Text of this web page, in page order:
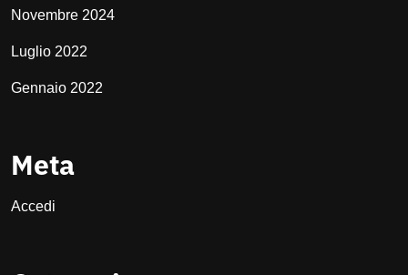
Novembre 2024
Luglio 2022
Gennaio 2022
Meta
Accedi